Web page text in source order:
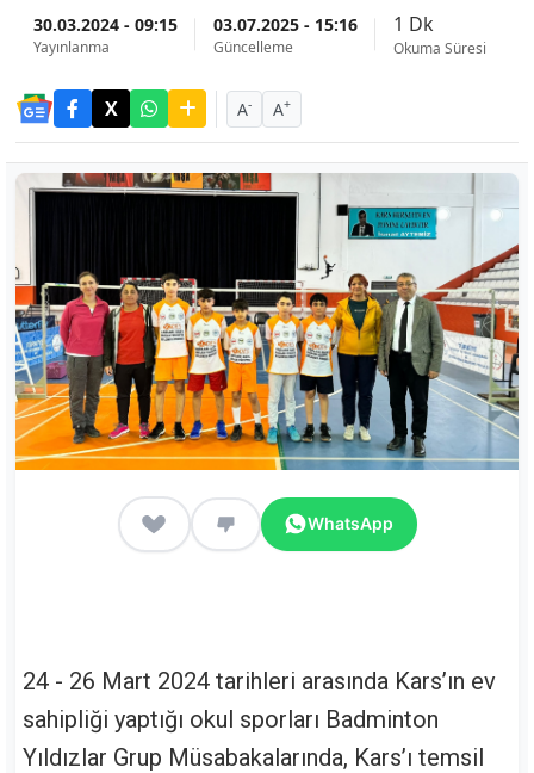
30.03.2024 - 09:15
Yayınlanma
03.07.2025 - 15:16
Güncelleme
1 Dk
Okuma Süresi
A- A+
WhatsApp
24 - 26 Mart 2024 tarihleri arasında Kars’ın ev
sahipliği yaptığı okul sporları Badminton
Yıldızlar Grup Müsabakalarında, Kars’ı temsil